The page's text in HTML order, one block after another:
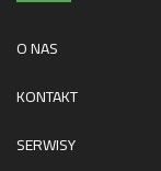
O NAS
KONTAKT
SERWISY